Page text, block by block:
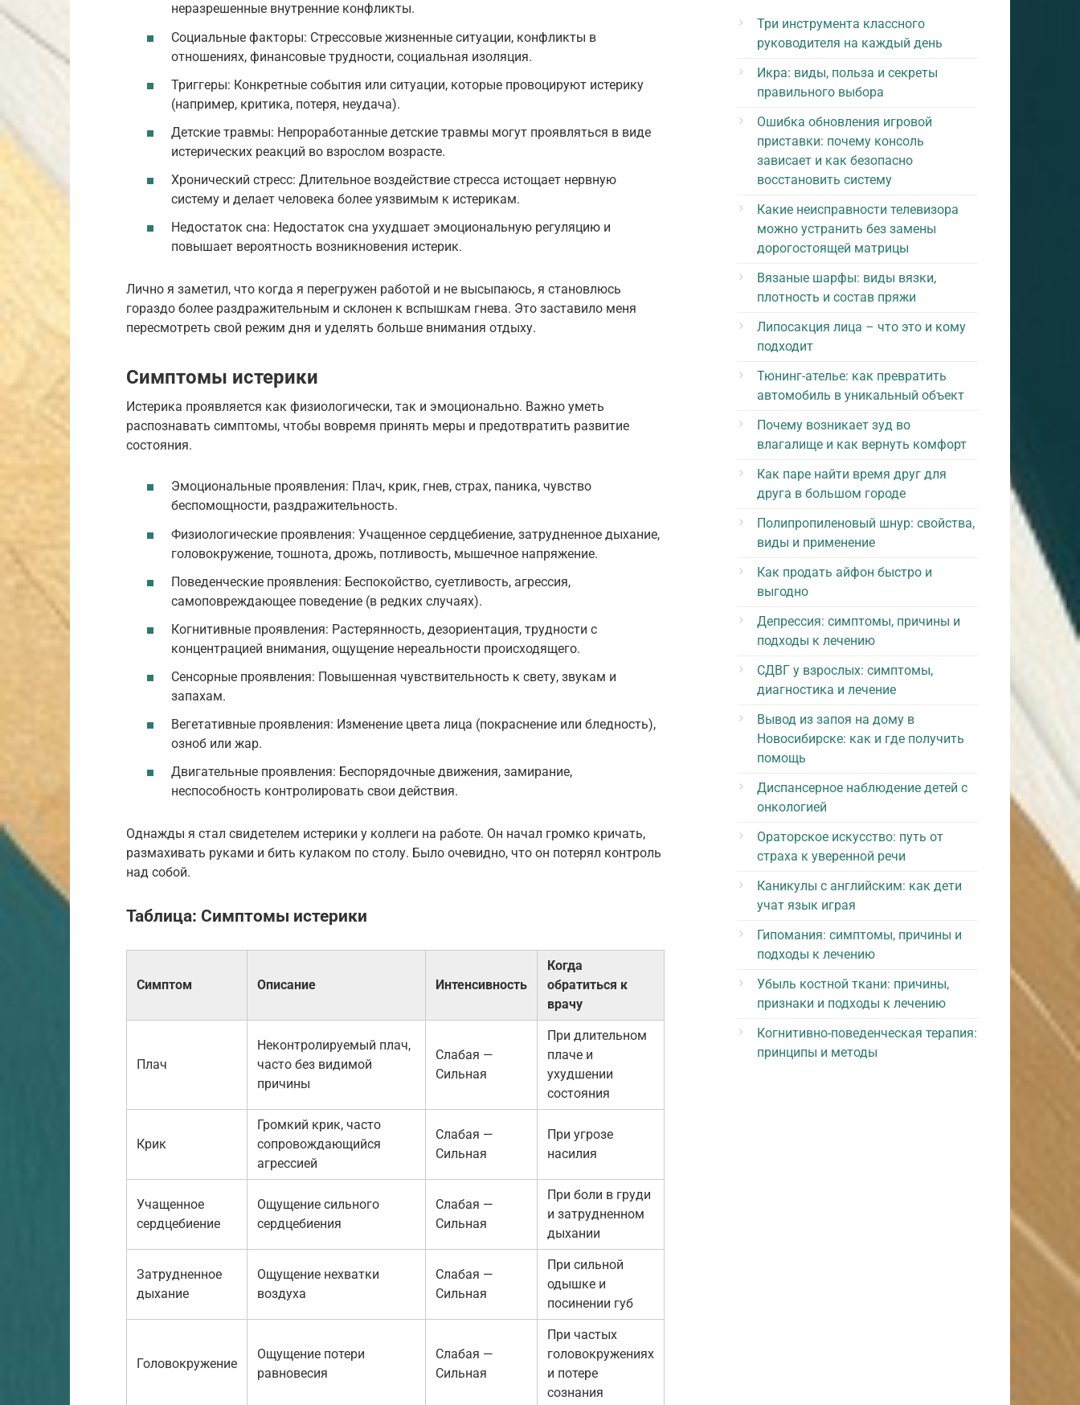
неразрешенные внутренние конфликты.
Социальные факторы: Стрессовые жизненные ситуации, конфликты в
отношениях, финансовые трудности, социальная изоляция.
Триггеры: Конкретные события или ситуации, которые провоцируют истерику
(например, критика, потеря, неудача).
Детские травмы: Непроработанные детские травмы могут проявляться в виде
истерических реакций во взрослом возрасте.
Хронический стресс: Длительное воздействие стресса истощает нервную
систему и делает человека более уязвимым к истерикам.
Недостаток сна: Недостаток сна ухудшает эмоциональную регуляцию и
повышает вероятность возникновения истерик.
Лично я заметил, что когда я перегружен работой и не высыпаюсь, я становлюсь
гораздо более раздражительным и склонен к вспышкам гнева. Это заставило меня
пересмотреть свой режим дня и уделять больше внимания отдыху.
Симптомы истерики
Истерика проявляется как физиологически, так и эмоционально. Важно уметь
распознавать симптомы, чтобы вовремя принять меры и предотвратить развитие
состояния.
Эмоциональные проявления: Плач, крик, гнев, страх, паника, чувство
беспомощности, раздражительность.
Физиологические проявления: Учащенное сердцебиение, затрудненное дыхание,
головокружение, тошнота, дрожь, потливость, мышечное напряжение.
Поведенческие проявления: Беспокойство, суетливость, агрессия,
самоповреждающее поведение (в редких случаях).
Когнитивные проявления: Растерянность, дезориентация, трудности с
концентрацией внимания, ощущение нереальности происходящего.
Сенсорные проявления: Повышенная чувствительность к свету, звукам и
запахам.
Вегетативные проявления: Изменение цвета лица (покраснение или бледность),
озноб или жар.
Двигательные проявления: Беспорядочные движения, замирание,
неспособность контролировать свои действия.
Однажды я стал свидетелем истерики у коллеги на работе. Он начал громко кричать,
размахивать руками и бить кулаком по столу. Было очевидно, что он потерял контроль
над собой.
Таблица: Симптомы истерики
Симптом Описание Интенсивность
Когда
обратиться к
врачу
Плач
Неконтролируемый плач,
часто без видимой
причины
Слабая —
Сильная
При длительном
плаче и
ухудшении
состояния
Крик
Громкий крик, часто
сопровождающийся
агрессией
Слабая —
Сильная
При угрозе
насилия
Учащенное
сердцебиение
Ощущение сильного
сердцебиения
Слабая —
Сильная
При боли в груди
и затрудненном
дыхании
Затрудненное
дыхание
Ощущение нехватки
воздуха
Слабая —
Сильная
При сильной
одышке и
посинении губ
Головокружение
Ощущение потери
равновесия
Слабая —
Сильная
При частых
головокружениях
и потере
сознания
Три инструмента классного
руководителя на каждый день
Икра: виды, польза и секреты
правильного выбора
Ошибка обновления игровой
приставки: почему консоль
зависает и как безопасно
восстановить систему
Какие неисправности телевизора
можно устранить без замены
дорогостоящей матрицы
Вязаные шарфы: виды вязки,
плотность и состав пряжи
Липосакция лица – что это и кому
подходит
Тюнинг-ателье: как превратить
автомобиль в уникальный объект
Почему возникает зуд во
влагалище и как вернуть комфорт
Как паре найти время друг для
друга в большом городе
Полипропиленовый шнур: свойства,
виды и применение
Как продать айфон быстро и
выгодно
Депрессия: симптомы, причины и
подходы к лечению
СДВГ у взрослых: симптомы,
диагностика и лечение
Вывод из запоя на дому в
Новосибирске: как и где получить
помощь
Диспансерное наблюдение детей с
онкологией
Ораторское искусство: путь от
страха к уверенной речи
Каникулы с английским: как дети
учат язык играя
Гипомания: симптомы, причины и
подходы к лечению
Убыль костной ткани: причины,
признаки и подходы к лечению
Когнитивно-поведенческая терапия:
принципы и методы